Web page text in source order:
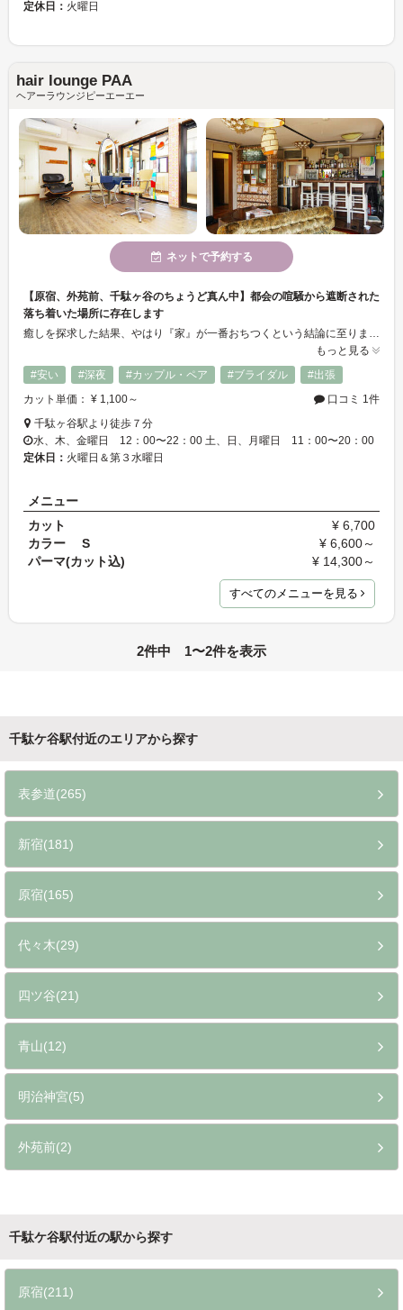
定休日： 火曜日
hair lounge PAA
ヘアーラウンジピーエーエー
ネットで予約する
【原宿、外苑前、千駄ヶ谷のちょうど真ん中】都会の喧騒から遮断された
落ち着いた場所に存在します
癒しを探求した結果、やはり『家』が一番おちつくという結論に至りました。家を追求した結果、入り口に鍵をかけ、インターホンをつけました。その結果とても入りにくい入り口が出来上がりました。しかしながら一度入ってしまうと帰りたくなくなる店内。心行くまでくつろいでいってください。ヘアサロンでありながらも友人のアパートに訪ねて行くような不思議な感覚。心から落ち着ける空間をごゆるりと堪能し、我々PAAスタッフが創りあげるヘアスタイルを風になびかせ、神宮、外苑辺りを散歩なんてしてみてはいかがでしょうか？
もっと見る
#安い
#深夜 #カップル・ペア #ブライダル
#出張
カット単価： ¥ 1,100～
口コミ 1件
千駄ヶ谷駅より徒歩７分
水、木、金曜日 12：00〜22：00 土、日、月曜日 11：00〜20：00
定休日： 火曜日＆第３水曜日
メニュー
カット
¥ 6,700
カラー S
¥ 6,600～
パーマ(カット込)
¥ 14,300～
すべてのメニューを見る
2件中 1〜2件を表示
千駄ケ谷駅付近のエリアから探す
表参道(265)
新宿(181)
原宿(165)
代々木(29)
四ツ谷(21)
青山(12)
明治神宮(5)
外苑前(2)
千駄ケ谷駅付近の駅から探す
原宿(211)